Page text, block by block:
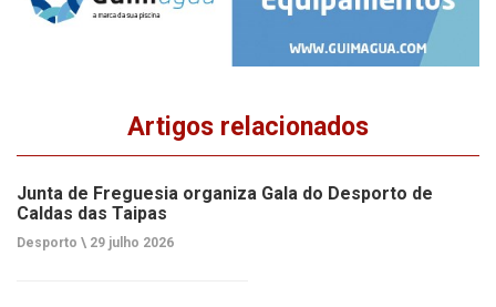
Artigos relacionados
Junta de Freguesia organiza Gala do Desporto de
Caldas das Taipas
Desporto \ 29 julho 2026